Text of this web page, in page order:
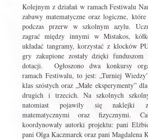
Kolejnym z działań w ramach Festiwalu
zabawy matematyczne oraz logiczne, które
podczas przerw w szkolnym azylu.
zagrać między innymi w Mistakos,
układać tangramy, korzystać z klocków
gry zakupione zostały dzięki funduszom
dotacji. Ogłoszono dwa konkursy
ramach Festiwalu, to jest: „Turniej
klas szóstych oraz „Małe eksperymenty”
drugich i trzecich. Na szkolnych
natomiast pojawiły się naklejki
matematycznymi oraz fizycznymi.
koordynowały autorki projektu: pani
pani Olga Kaczmarek oraz pani Magdalena